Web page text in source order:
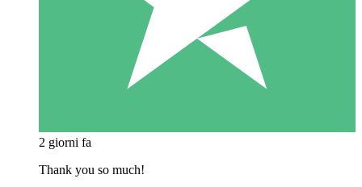
2 giorni fa
Thank you so much!